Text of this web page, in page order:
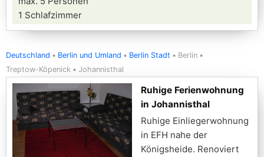
1 Schlafzimmer
Deutschland Berlin und Umland Berlin Stadt
Berlin
Treptow-Köpenick
Johannisthal
Ruhige Ferienwohnung
in Johannisthal
Ruhige Einliegerwohnung
in EFH nahe der
Königsheide. Renoviert